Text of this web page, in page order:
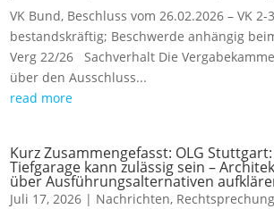
VK Bund, Beschluss vom 26.02.2026 – VK
bestandskräftig; Beschwerde anhängig
Verg 22/26 Sachverhalt Die
über den Ausschluss...
read more
Kurz Zusammengefasst: OLG
Tiefgarage kann zulässig sein –
über Ausführungsalternativen
Juli 17, 2026 | Nachrichten, Rechtsprechung